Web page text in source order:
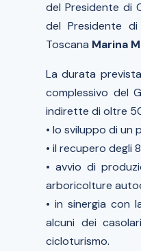
del Presidente di
del Presidente di
Toscana Marina
La durata
complessivo del
indirette di oltre
• lo sviluppo di un
• il recupero degli
• avvio di
arboricolture
• in sinergia con
alcuni dei
cicloturismo.